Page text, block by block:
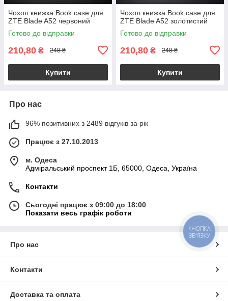
Чохол книжка Book case для
ZTE Blade A52 червоний
Готово до відправки
210,80 ₴ 248 ₴
Купити
Чохол книжка Book case для
ZTE Blade A52 золотистий
Готово до відправки
210,80 ₴ 248 ₴
Купити
Про нас
96% позитивних з 2489 відгуків за рік
Працює з 27.10.2013
м. Одеса
Адміральський проспект 1Б, 65000, Одеса, Україна
Контакти
Сьогодні працює з 09:00 до 18:00
Показати весь графік роботи
Про нас
Контакти
Доставка та оплата
КНОПКА
ЗВ'ЯЗКУ